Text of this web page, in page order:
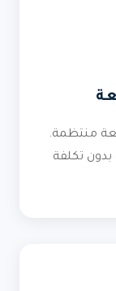
منتظمة.
بدون تكلفة